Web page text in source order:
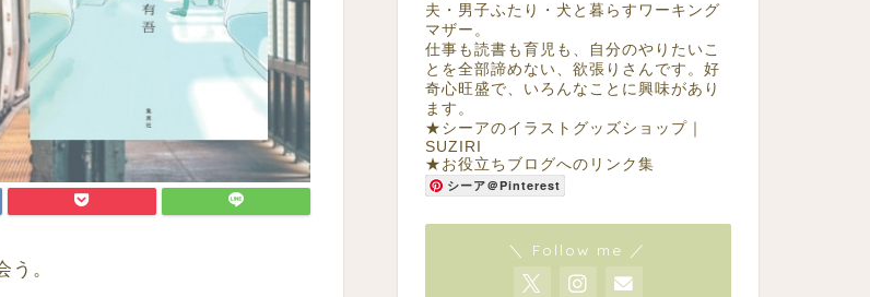
。
夫・男子ふたり・犬と暮らすワーキング
マザー。
仕事も読書も育児も、自分のやりたいこ
とを全部諦めない、欲張りさんです。好
奇心旺盛で、いろんなことに興味があり
ます。
★ シーアのイラストグッズショップ｜
SUZIRI
★ お役立ちブログへのリンク集
シーア＠Pinterest
＼ Follow me ／